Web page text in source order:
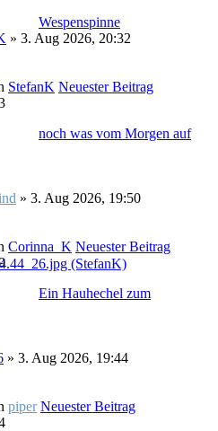
Wespenspinne
» 3. Aug 2026, 20:32
StefanK Neuester Beitrag
noch was vom Morgen auf
» 3. Aug 2026, 19:50
Corinna_K Neuester Beitrag
Ein Hauhechel zum
» 3. Aug 2026, 19:44
piper Neuester Beitrag